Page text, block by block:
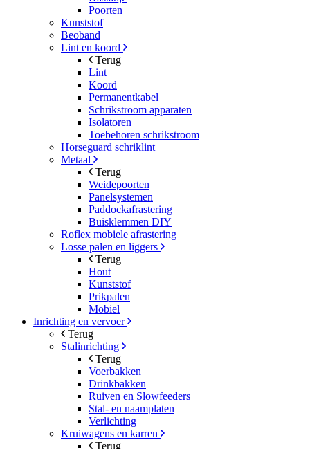
Poorten
Kunststof
Beoband
Lint en koord
Terug
Lint
Koord
Permanentkabel
Schrikstroom apparaten
Isolatoren
Toebehoren schrikstroom
Horseguard schriklint
Metaal
Terug
Weidepoorten
Panelsystemen
Paddockafrastering
Buisklemmen DIY
Roflex mobiele afrastering
Losse palen en liggers
Terug
Hout
Kunststof
Prikpalen
Mobiel
Inrichting en vervoer
Terug
Stalinrichting
Terug
Voerbakken
Drinkbakken
Ruiven en Slowfeeders
Stal- en naamplaten
Verlichting
Kruiwagens en karren
Terug